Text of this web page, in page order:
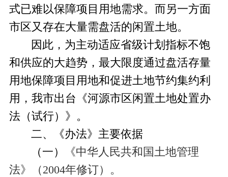
式已难以保障项目用地需求。而另一方面
市区又存在大量需盘活的闲置土地。
因此，为主动适应省级计划指标不饱
和供应的大趋势，最大限度通过盘活存量
用地保障项目用地和促进土地节约集约利
用，我市出台《河源市区闲置土地处置办
法（试行）》。
二、《办法》主要依据
（一）
《中华人民共和国土地管理
法》（2004年修订）。